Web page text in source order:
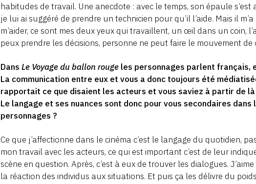
habitudes de travail. Une anecdote : avec le temps, son épaule
je lui ai suggéré de prendre un technicien pour qu’il l’aide. Mais il
m’aider, ce sont mes deux yeux qui travaillent, un œil dans un coin,
peux prendre les décisions, personne ne peut faire le mouvement de
DansLe Voyage du ballon rouge les personnages parlent français,
La communication entre eux et vous a donc toujours été
rapportait ce que disaient les acteurs et vous saviez à partir de
Le langage et ses nuances sont donc pour vous secondaires dans
personnages ?
Ce que j’affectionne dans le cinéma c’est le langage du quotidien,
mon travail avec les acteurs, ce qui est important c’est de leur
scène en question. Après, c’est à eux de trouver les dialogues.
la réaction des individus aux situations. Et puis ça les délivre du